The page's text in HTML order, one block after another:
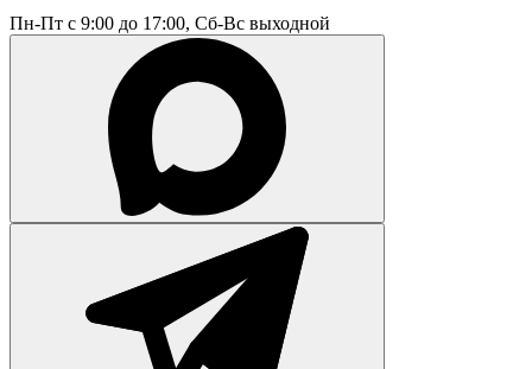
Пн-Пт с 9:00 до 17:00, Сб-Вс выходной